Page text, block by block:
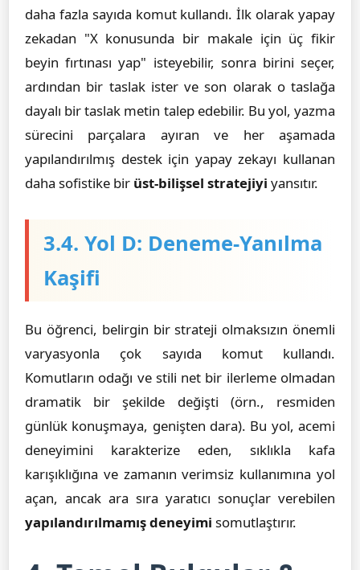
daha fazla sayıda komut kullandı. İlk olarak yapay
zekadan "X konusunda bir makale için üç fikir
beyin fırtınası yap" isteyebilir, sonra birini seçer,
ardından bir taslak ister ve son olarak o taslağa
dayalı bir taslak metin talep edebilir. Bu yol, yazma
sürecini parçalara ayıran ve her aşamada
yapılandırılmış destek için yapay zekayı kullanan
daha sofistike bir üst-bilişsel stratejiyi yansıtır.
3.4. Yol D: Deneme-Yanılma
Kaşifi
Bu öğrenci, belirgin bir strateji olmaksızın önemli
varyasyonla çok sayıda komut kullandı.
Komutların odağı ve stili net bir ilerleme olmadan
dramatik bir şekilde değişti (örn., resmiden
günlük konuşmaya, genişten dara). Bu yol, acemi
deneyimini karakterize eden, sıklıkla kafa
karışıklığına ve zamanın verimsiz kullanımına yol
açan, ancak ara sıra yaratıcı sonuçlar verebilen
yapılandırılmamış deneyimi somutlaştırır.